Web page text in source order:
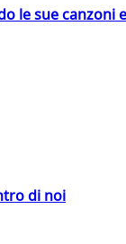
le sue canzoni
di noi